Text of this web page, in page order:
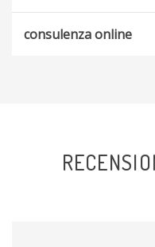
consulenza online